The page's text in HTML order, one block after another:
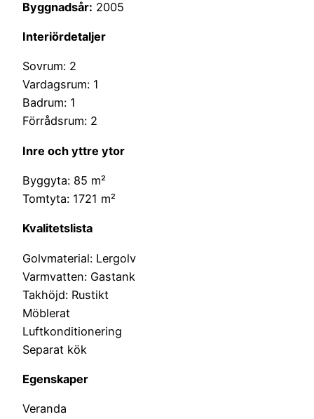
Byggnadsår: 2005
Interiördetaljer
Sovrum: 2
Vardagsrum: 1
Badrum: 1
Förrådsrum: 2
Inre och yttre ytor
Byggyta: 85 m²
Tomtyta: 1721 m²
Kvalitetslista
Golvmaterial: Lergolv
Varmvatten: Gastank
Takhöjd: Rustikt
Möblerat
Luftkonditionering
Separat kök
Egenskaper
Veranda